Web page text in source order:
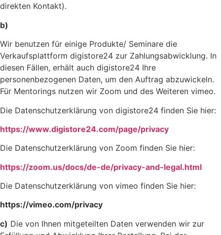
direkten Kontakt).
b)
Wir benutzen für einige Produkte/ Seminare die
Verkaufsplattform digistore24 zur Zahlungsabwicklung. In
diesen Fällen, erhält auch digistore24 Ihre
personenbezogenen Daten, um den Auftrag abzuwickeln.
Für Mentorings nutzen wir Zoom und des Weiteren vimeo.
Die Datenschutzerklärung von digistore24 finden Sie hier:
https://www.digistore24.com/page/privacy
Die Datenschutzerklärung von Zoom finden Sie hier:
https://zoom.us/docs/de-de/privacy-and-legal.html
Die Datenschutzerklärung von vimeo finden Sie hier:
https://vimeo.com/privacy
c) Die von Ihnen mitgeteilten Daten verwenden wir zur